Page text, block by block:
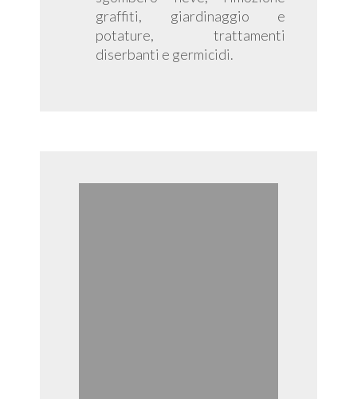
graffiti, giardinaggio e
potature, trattamenti
diserbanti e germicidi.